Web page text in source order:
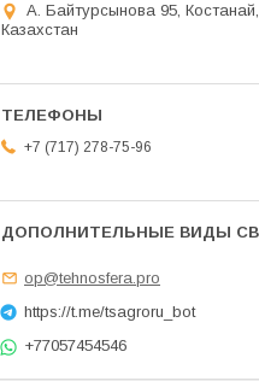
А. Байтурсынова 95, Костанай,
Казахстан
+7 (717) 278-75-96
op@tehnosfera.pro
https://t.me/tsagroru_bot
+77057454546